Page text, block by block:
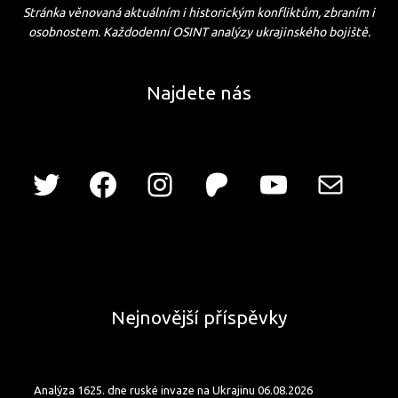
Stránka věnovaná aktuálním i historickým konfliktům, zbraním i
osobnostem. Každodenní OSINT analýzy ukrajinského bojiště.
Najdete nás
Nejnovější příspěvky
Analýza 1625. dne ruské invaze na Ukrajinu 06.08.2026